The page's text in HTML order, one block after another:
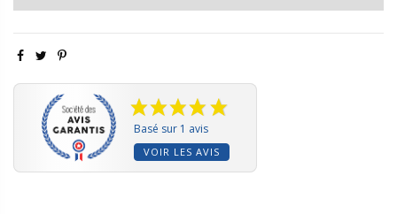
Basé sur 1 avis
VOIR LES AVIS